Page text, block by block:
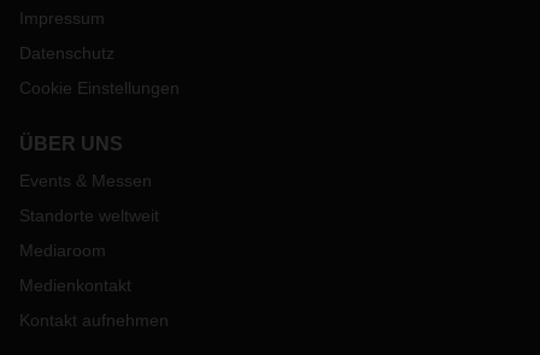
Impressum
Datenschutz
Cookie Einstellungen
ÜBER UNS
Events & Messen
Standorte weltweit
Mediaroom
Medienkontakt
Kontakt aufnehmen